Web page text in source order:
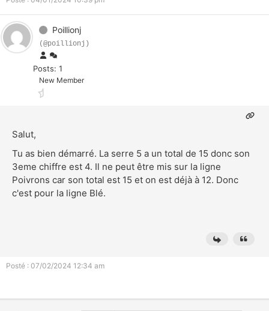
Poillionj
(@poillionj)
Posts: 1
New Member
Salut,
Tu as bien démarré. La serre 5 a un total de 15 donc son
3eme chiffre est 4. Il ne peut être mis sur la ligne
Poivrons car son total est 15 et on est déjà à 12. Donc
c'est pour la ligne Blé.
Posté : 07/02/2024 12:34 am